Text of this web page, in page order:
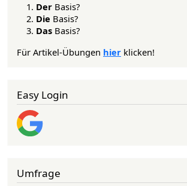
Der Basis?
Die Basis?
Das Basis?
Für Artikel-Übungen hier klicken!
Easy Login
Umfrage